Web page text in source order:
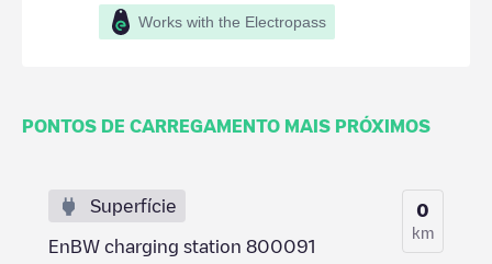
Works with the Electropass
PONTOS DE CARREGAMENTO MAIS PRÓXIMOS
Superfície
EnBW charging station 800091
0
km